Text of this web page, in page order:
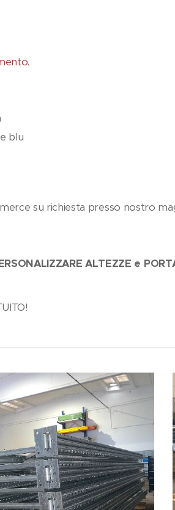
blu
su richiesta presso nostro
ALTEZZE e